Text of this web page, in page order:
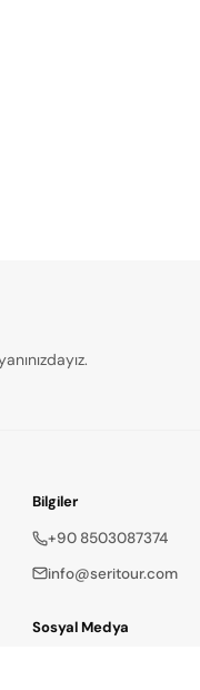
Bilgiler
+90 8503087374
info@seritour.com
Sosyal Medya